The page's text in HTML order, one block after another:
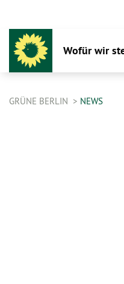
Wofür wir
GRÜNE BERLIN NEWS